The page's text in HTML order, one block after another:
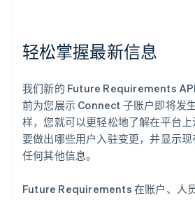
轻松掌握最新信息
我们新的 Future Requirements
前为您展示 Connect 子账户即将发
样，您就可以更轻松地了解在平台
要做出哪些用户入驻变更，并显示
任何其他信息。
Future Requirements 在账户、人